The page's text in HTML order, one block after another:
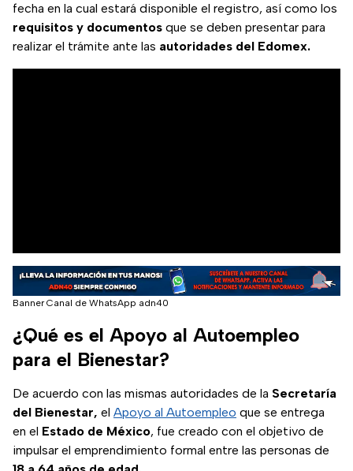
fecha en la cual estará disponible el registro, así como los
requisitos y documentos que se deben presentar para
realizar el trámite ante las autoridades del Edomex.
Banner Canal de WhatsApp adn40
¿Qué es el Apoyo al Autoempleo
para el Bienestar?
De acuerdo con las mismas autoridades de la Secretaría
del Bienestar, el Apoyo al Autoempleo que se entrega
en el Estado de México, fue creado con el objetivo de
impulsar el emprendimiento formal entre las personas de